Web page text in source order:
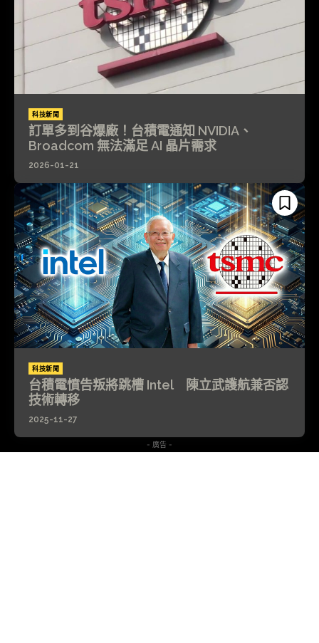
科技新聞
訂單多到谷爆廠！台積電通知 NVIDIA、
Broadcom 無法滿足 AI 晶片需求
2026-01-21
科技新聞
台積電憤告叛將跳槽 Intel 陳立武護航兼否認
技術轉移
2025-11-27
- 廣告 -